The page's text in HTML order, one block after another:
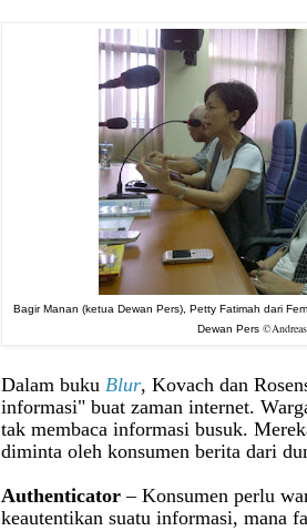
Bagir Manan (ketua Dewan Pers), Petty Fatimah dari
Dewan Pers©Andreas
Dalam buku Blur, Kovach dan
informasi" buat zaman internet.
tak membaca informasi busuk.
diminta oleh konsumen berita dari
Authenticator – Konsumen perlu
keautentikan suatu informasi, mana